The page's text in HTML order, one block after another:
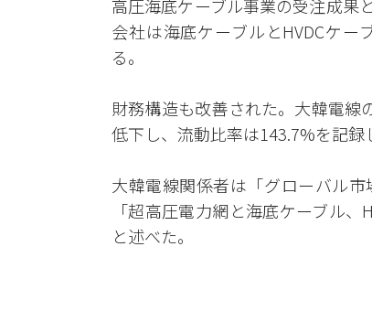
高圧海底ケーブル事業の受注成果
会社は海底ケーブルとHVDCケ
る。
財務構造も改善された。大韓電線
低下し、流動比率は143.7%を記録
大韓電線関係者は「グローバル市
「超高圧電力網と海底ケーブル
と述べた。